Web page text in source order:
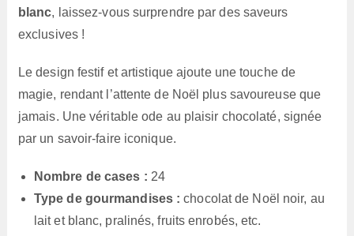
blanc, laissez-vous surprendre par des saveurs
exclusives !
Le design festif et artistique ajoute une touche de
magie, rendant l’attente de Noël plus savoureuse que
jamais. Une véritable ode au plaisir chocolaté, signée
par un savoir-faire iconique.
Nombre de cases : 24
Type de gourmandises : chocolat de Noël noir, au
lait et blanc, pralinés, fruits enrobés, etc.